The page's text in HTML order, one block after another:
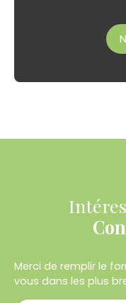
Merci de remplir le
vous dans les plus